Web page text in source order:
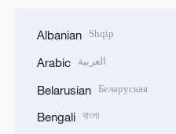
Albanian Shqip
Arabic العربية
Belarusian Беларуская
Bengali বাংলা